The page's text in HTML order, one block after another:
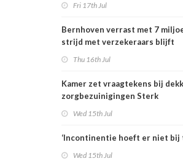
Fri 17th Jul
Bernhoven verrast met 7
strijd met verzekeraars blijft
Thu 16th Jul
Kamer zet vraagtekens bij
zorgbezuinigingen Sterk
Wed 15th Jul
‘Incontinentie hoeft er niet bij
Wed 15th Jul